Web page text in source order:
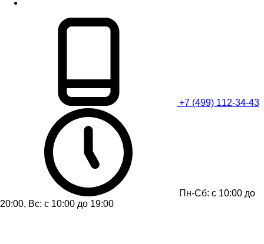
+7 (499) 112-34-43
Пн-Сб: с 10:00 до
20:00, Вс: с 10:00 до 19:00